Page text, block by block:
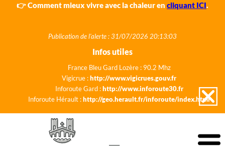
👉 Comment mieux vivre avec la chaleur en cliquant ICI.
Publication de l'alerte : 31/07/2026 20:13:03
Infos utiles
France Bleu Gard Lozère : 90.2 Mhz
Vigicrue :http://www.vigicrues.gouv.fr
Inforoute Gard :http://www.inforoute30.fr
Inforoute Hérault :http://geo.herault.fr/inforoute/index.html